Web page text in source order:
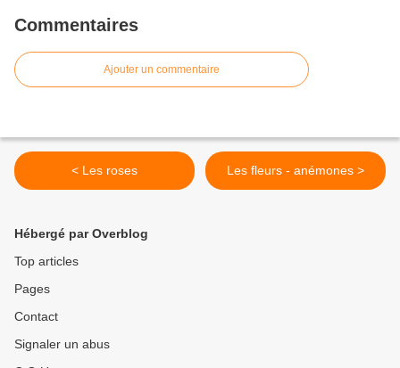
Commentaires
Ajouter un commentaire
< Les roses Les fleurs - anémones >
Hébergé par Overblog
Top articles
Pages
Contact
Signaler un abus